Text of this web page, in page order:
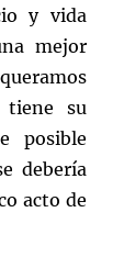
y vida
mejor
tiene su
posible
debería
acto de